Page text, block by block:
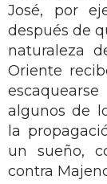
José, por
después de
naturaleza
Oriente
algunos de
la
un sueño,
contra